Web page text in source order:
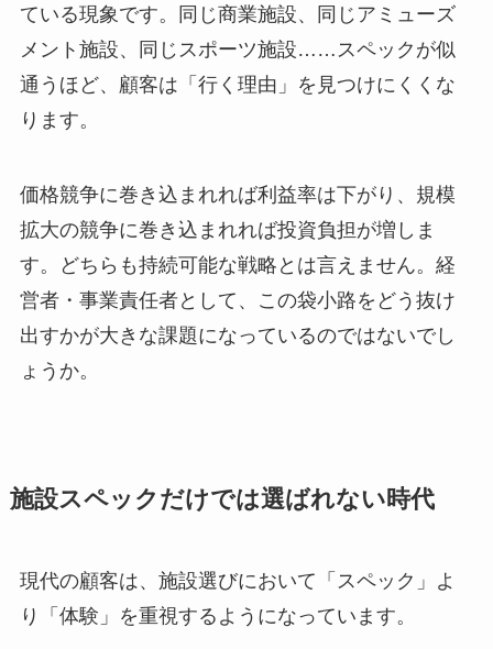
ている現象です。同じ商業施設、同じアミューズ
メント施設、同じスポーツ施設……スペックが似
通うほど、顧客は「行く理由」を見つけにくくな
ります。
価格競争に巻き込まれれば利益率は下がり、規模
拡大の競争に巻き込まれれば投資負担が増しま
す。どちらも持続可能な戦略とは言えません。経
営者・事業責任者として、この袋小路をどう抜け
出すかが大きな課題になっているのではないでし
ょうか。
施設スペックだけでは選ばれない時代
現代の顧客は、施設選びにおいて「スペック」よ
り「体験」を重視するようになっています。